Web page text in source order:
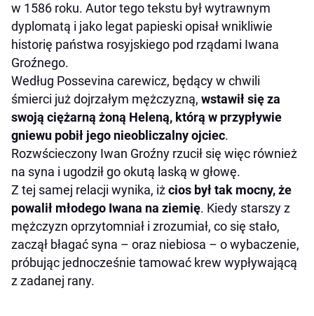
w 1586 roku. Autor tego tekstu był wytrawnym
dyplomatą i jako legat papieski opisał wnikliwie
historię państwa rosyjskiego pod rządami Iwana
Groźnego.
Według Possevina carewicz, będący w chwili
śmierci już dojrzałym mężczyzną, wstawił się za
swoją ciężarną żoną Heleną, którą w przypływie
gniewu pobił jego nieobliczalny ojciec.
Rozwścieczony Iwan Groźny rzucił się więc również
na syna i ugodził go okutą laską w głowę.
Z tej samej relacji wynika, iżcios był tak mocny, że
powalił młodego Iwana na ziemię. Kiedy starszy z
mężczyzn oprzytomniał i zrozumiał, co się stało,
zaczął błagać syna – oraz niebiosa – o wybaczenie,
próbując jednocześnie tamować krew wypływającą
z zadanej rany.